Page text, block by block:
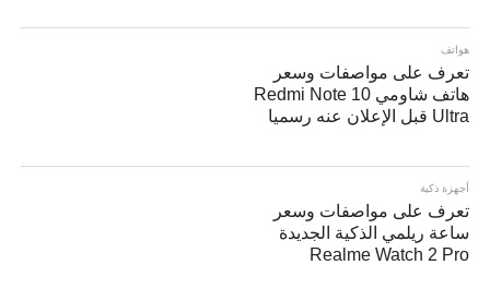
هواتف
تعرف على مواصفات وسعر
هاتف شاومي Redmi Note 10
Ultra قبل الإعلان عنه رسميا
أجهزة ذكية
تعرف على مواصفات وسعر
ساعة ريلمي الذكية الجديدة
Realme Watch 2 Pro